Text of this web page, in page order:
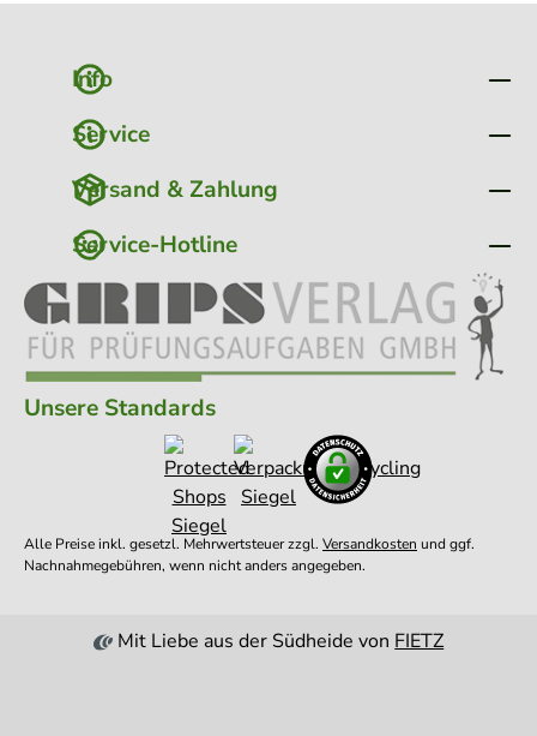
Info
Service
Versand & Zahlung
Service-Hotline
Unsere Standards
Alle Preise inkl. gesetzl. Mehrwertsteuer zzgl. Versandkosten und ggf.
Nachnahmegebühren, wenn nicht anders angegeben.
Mit Liebe aus der Südheide von FIETZ